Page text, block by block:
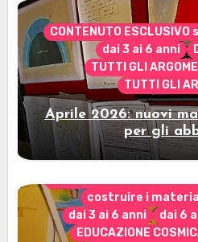
CONTENUTO
dai 3 ai 6 anni
TUTTI GLI
TUTTI GLI
Aprile 2026: nuovi
per gli
costruire i
dai 3 ai 6 anni
dai 6
EDUCAZIONE